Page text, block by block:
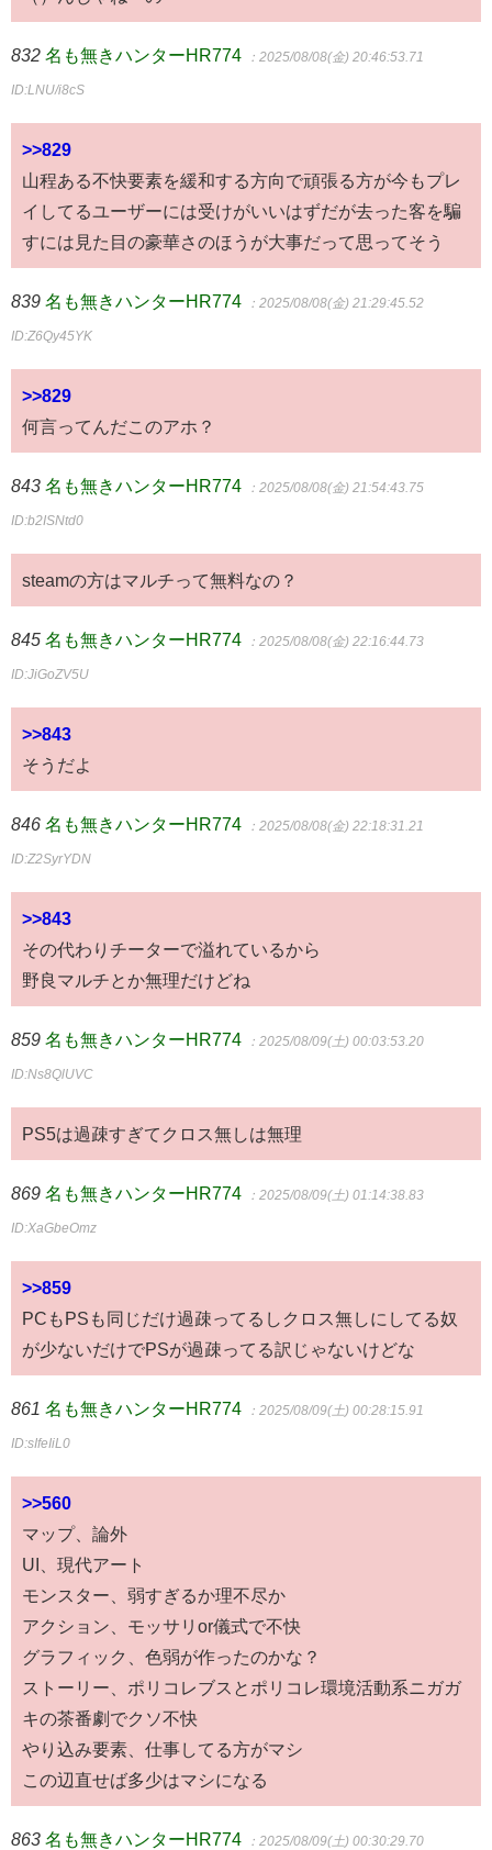
832 名も無きハンターHR774 ：2025/08/08(金) 20:46:53.71
ID:LNU/i8cS
>>829
山程ある不快要素を緩和する方向で頑張る方が今もプレ
イしてるユーザーには受けがいいはずだが去った客を騙
すには見た目の豪華さのほうが大事だって思ってそう
839 名も無きハンターHR774 ：2025/08/08(金) 21:29:45.52
ID:Z6Qy45YK
>>829
何言ってんだこのアホ？
843 名も無きハンターHR774 ：2025/08/08(金) 21:54:43.75
ID:b2ISNtd0
steamの方はマルチって無料なの？
845 名も無きハンターHR774 ：2025/08/08(金) 22:16:44.73
ID:JiGoZV5U
>>843
そうだよ
846 名も無きハンターHR774 ：2025/08/08(金) 22:18:31.21
ID:Z2SyrYDN
>>843
その代わりチーターで溢れているから
野良マルチとか無理だけどね
859 名も無きハンターHR774 ：2025/08/09(土) 00:03:53.20
ID:Ns8QlUVC
PS5は過疎すぎてクロス無しは無理
869 名も無きハンターHR774 ：2025/08/09(土) 01:14:38.83
ID:XaGbeOmz
>>859
PCもPSも同じだけ過疎ってるしクロス無しにしてる奴
が少ないだけでPSが過疎ってる訳じゃないけどな
861 名も無きハンターHR774 ：2025/08/09(土) 00:28:15.91
ID:sIfeIiL0
>>560
マップ、論外
UI、現代アート
モンスター、弱すぎるか理不尽か
アクション、モッサリor儀式で不快
グラフィック、色弱が作ったのかな？
ストーリー、ポリコレブスとポリコレ環境活動系ニガガ
キの茶番劇でクソ不快
やり込み要素、仕事してる方がマシ
この辺直せば多少はマシになる
863 名も無きハンターHR774 ：2025/08/09(土) 00:30:29.70